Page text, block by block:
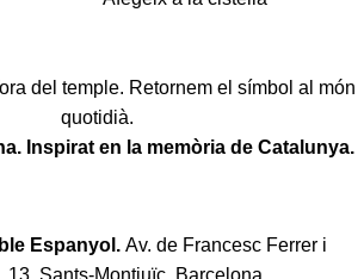
del temple. Retornem el símbol al món
quotidià.
Inspirat en la memòria de Catalunya.
Espanyol. Av. de Francesc Ferrer i
13, Sants-Montjuïc. Barcelona